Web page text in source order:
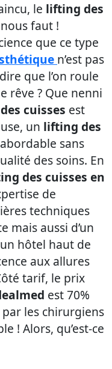
le lifting des
faut !
que ce type
n’est pas
que l’on roule
rêve ? Que nenni
cuisses est
un lifting des
sans
des soins. En
des cuisses en
de
techniques
mais aussi d’un
hôtel haut de
aux allures
tarif, le prix
est 70%
les chirurgiens
! Alors, qu’est-ce